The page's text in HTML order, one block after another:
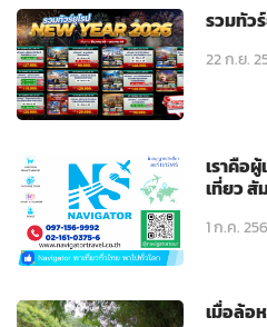
v
i
g
a
t
o
n
รวมทัว
22 ก.ย.
เราคือ
เที่ยว สั
1 ก.ค.
เมื่อล้อ